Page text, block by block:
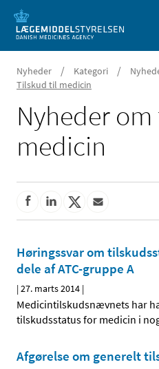
Nyheder / Kategori /
Tilskud til medicin
Nyheder
medicin
Høringssvar om
dele af ATC-gruppe A
|27. marts 2014 |
Medicintilskudsnævnets har
tilskudsstatus for medicin i
Afgørelse om generelt